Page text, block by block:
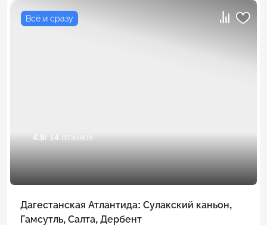
Всё и сразу
4.9 / 14 отзывов
Дагестанская Атлантида: Сулакский каньон,
Гамсутль, Салта, Дербент